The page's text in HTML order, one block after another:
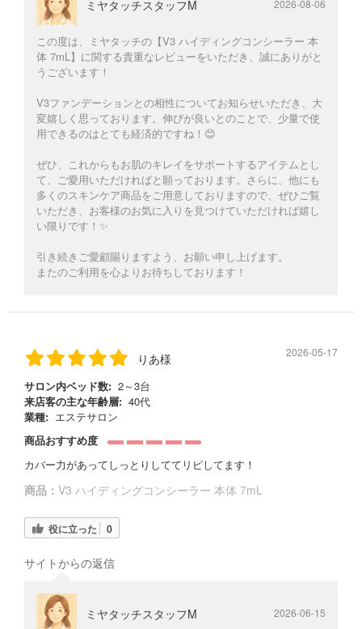
ミヤタッチスタッフM 2026-08-06
この度は、ミヤタッチの【V3 ハイディングコンシーラー 本
体 7mL】に関する貴重なレビューをいただき、誠にありがと
うございます！
V3ファンデーションとの相性についてお知らせいただき、大
変嬉しく思っております。伸びが良いとのことで、少量で使
用できるのはとても経済的ですね！😊
ぜひ、これからもお肌のキレイをサポートするアイテムとし
て、ご愛用いただければと願っております。さらに、他にも
多くのスキンケア商品をご用意しておりますので、ぜひご覧
いただき、お客様のお気に入りを見つけていただければ嬉し
い限りです！✨
引き続きご愛顧賜りますよう、お願い申し上げます。
またのご利用を心よりお待ちしております！
りあ様 2026-05-17
サロン内ベッド数: 2～3台
来店客の主な年齢層: 40代
業種: エステサロン
商品おすすめ度
カバー力があってしっとりしててリピしてます！
商品： V3 ハイディングコンシーラー 本体 7mL
役に立った 0
サイトからの返信
ミヤタッチスタッフM 2026-06-15